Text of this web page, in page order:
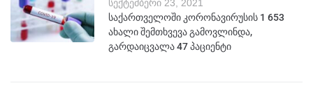
სექტემბერი 23, 2021
საქართველოში კორონავირუსის 1 653
ახალი შემთხვევა გამოვლინდა,
გარდაიცვალა 47 პაციენტი